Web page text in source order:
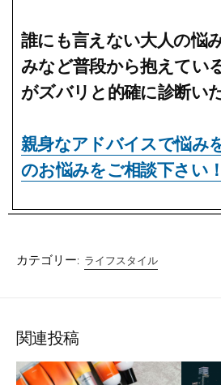
誰にも言えない大人の悩
みなど普段から抱えてい
がズバリと的確に診断い
親身なアドバイスで悩み
のお悩みをご相談下さい！
カテゴリー: ライフスタイル
関連投稿